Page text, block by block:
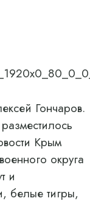
Гончаров.
Крым
округа
и
белые тигры,